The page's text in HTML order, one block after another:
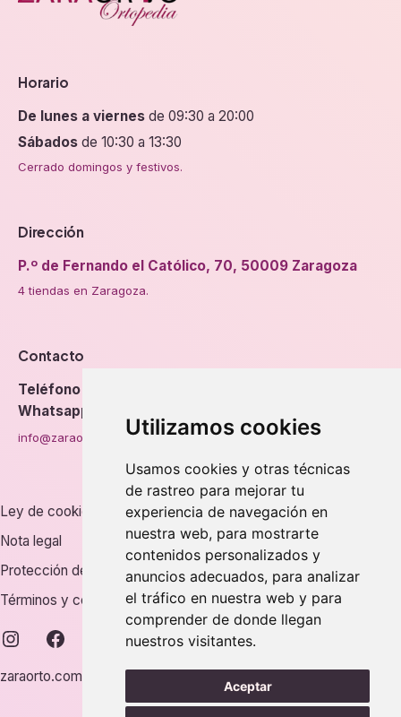
Utilizamos cookies
Usamos cookies y otras técnicas
de rastreo para mejorar tu
experiencia de navegación en
nuestra web, para mostrarte
contenidos personalizados y
anuncios adecuados, para analizar
el tráfico en nuestra web y para
comprender de donde llegan
nuestros visitantes.
Aceptar
Horario
De lunes a viernes de 09:30 a 20:00
Sábados de 10:30 a 13:30
Cerrado domingos y festivos.
Dirección
P.º de Fernando el Católico, 70, 50009 Zaragoza
4 tiendas en Zaragoza.
Contacto
Teléfono
Whatsapp
info@zaraorto.com
zaraorto.com © 2026.
Ley de cookies
Nota legal
Protección de datos
Términos y condiciones
instagram